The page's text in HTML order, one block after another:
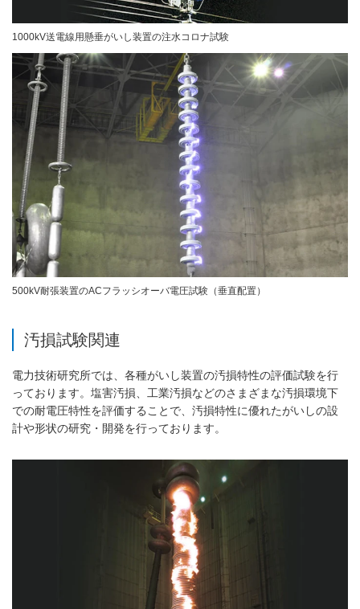
1000kV送電線用懸垂がいし装置の注水コロナ試験
500kV耐張装置のACフラッシオーバ電圧試験（垂直配置）
汚損試験関連
電力技術研究所では、各種がいし装置の汚損特性の評価試験を行
っております。塩害汚損、工業汚損などのさまざまな汚損環境下
での耐電圧特性を評価することで、汚損特性に優れたがいしの設
計や形状の研究・開発を行っております。